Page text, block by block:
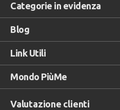
Categorie in evidenza
Blog
Link Utili
Mondo PiùMe
Valutazione clienti